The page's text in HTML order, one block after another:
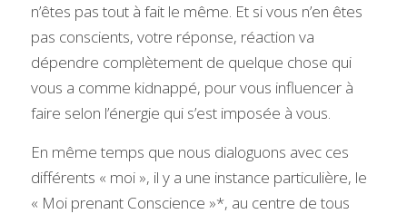
n’êtes pas tout à fait le même. Et si vous n’en êtes
pas conscients, votre réponse, réaction va
dépendre complètement de quelque chose qui
vous a comme kidnappé, pour vous influencer à
faire selon l’énergie qui s’est imposée à vous.
En même temps que nous dialoguons avec ces
différents « moi », il y a une instance particulière, le
« Moi prenant Conscience »*, au centre de tous